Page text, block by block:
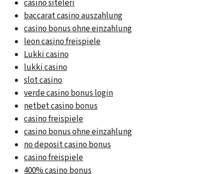
casino siteleri
baccarat casino auszahlung
casino bonus ohne einzahlung
leon casino freispiele
Lukki casino
lukki casino
slot casino
verde casino bonus login
netbet casino bonus
casino freispiele
casino bonus ohne einzahlung
no deposit casino bonus
casino freispiele
400% casino bonus